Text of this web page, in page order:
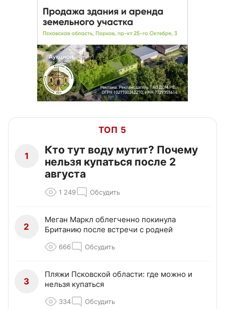
ТОП 5
1
Кто тут воду мутит? Почему
нельзя купаться после 2
августа
1 249 Обсудить
2
Меган Маркл облегченно покинула
Британию после встречи с родней
666 Обсудить
3
Пляжи Псковской области: где можно и
нельзя купаться
334 Обсудить